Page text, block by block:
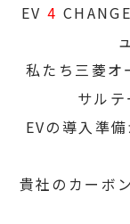
EV 4
私たち三菱オ
サルテ
EVの導入準
貴社のカーボ